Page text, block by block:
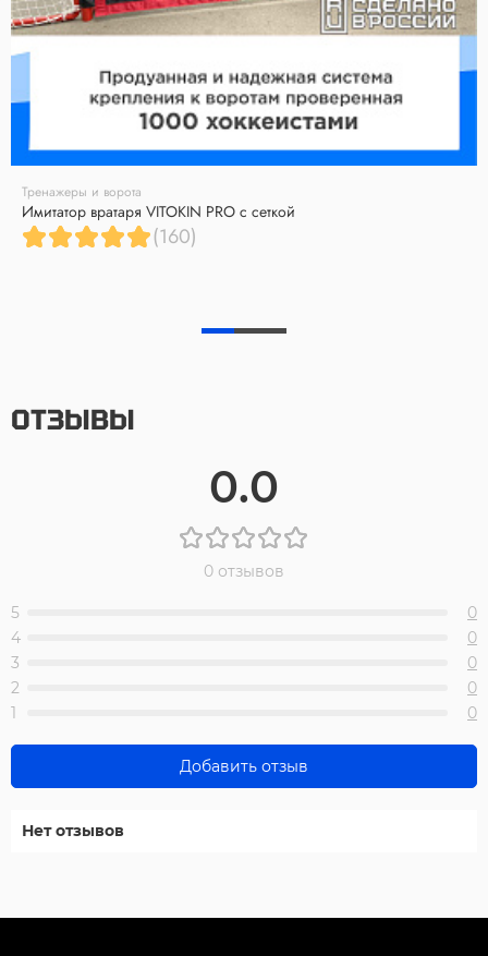
Тренажеры и ворота
Имитатор вратаря VITOKIN PRO с сеткой
(160)
ОТЗЫВЫ
0.0
0 отзывов
5
0
4
0
3
0
2
0
1
0
Добавить отзыв
Нет отзывов